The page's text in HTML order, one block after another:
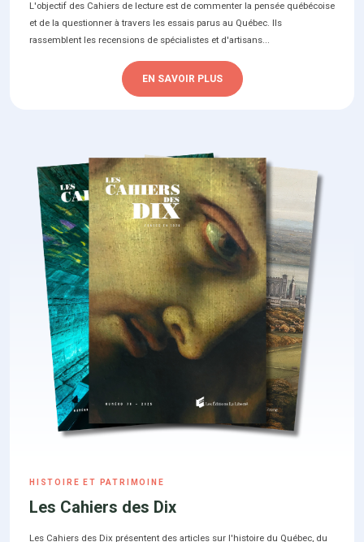
L'objectif des Cahiers de lecture est de commenter la pensée québécoise
et de la questionner à travers les essais parus au Québec. Ils
rassemblent les recensions de spécialistes et d'artisans...
EN SAVOIR PLUS
HISTOIRE ET PATRIMOINE
Les Cahiers des Dix
Les Cahiers des Dix présentent des articles sur l'histoire du Québec, du